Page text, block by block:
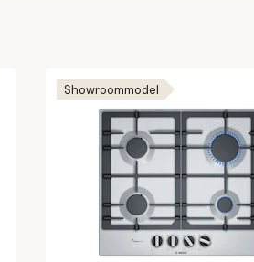
Showroommodel